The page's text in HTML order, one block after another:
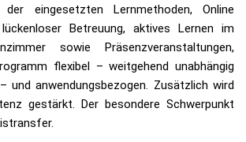
eingesetzten Lernmethoden, Online
Betreuung, aktives Lernen im
sowie Präsenzveran­staltungen,
flexibel – weitgehend unabhängig
und anwendungsbezogen. Zusätzlich wird
gestärkt. Der besondere Schwerpunkt